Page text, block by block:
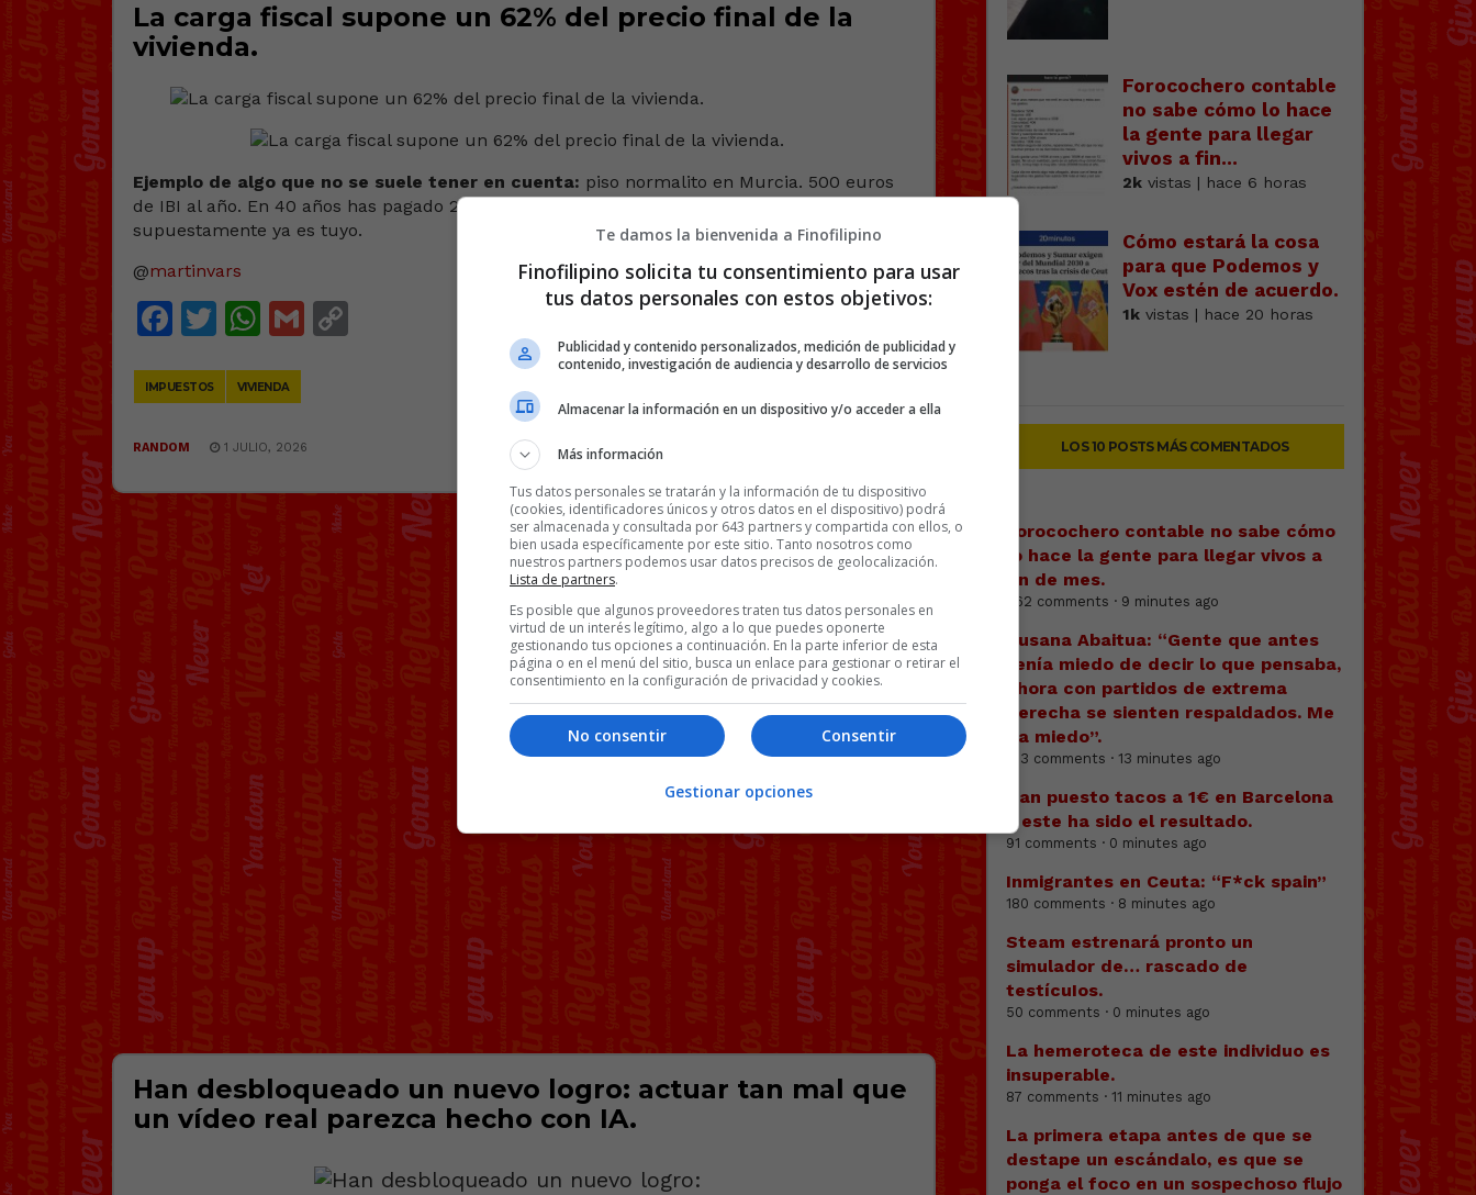
La carga fiscal supone un 62% del precio final de la
vivienda.
Ejemplo de algo que no se suele tener en cuenta: piso normalito en Murcia. 500 euros
de IBI al año. En 40 años has pagado 20.000 pavardos solo en IBIS por algo que
supuestamente ya es tuyo.
@martinvars
Facebook
Twitter
WhatsApp
Gmail
IMPUESTOS VIVIENDA
160 COMENTARIOS
RANDOM 1 JULIO, 2026
Han desbloqueado un nuevo logro: actuar tan mal que
un vídeo real parezca hecho con IA.
Forocochero contable
no sabe cómo lo hace
la gente para llegar
vivos a fin...
2kvistas | hace 6 horas
Cómo estará la cosa
para que Podemos y
Vox estén de acuerdo.
1kvistas | hace 20 horas
LOS 10 POSTS MÁS COMENTADOS
Forocochero contable no sabe cómo
lo hace la gente para llegar vivos a
fin de mes.
362 comments · 9 minutes ago
Susana Abaitua: “Gente que antes
tenía miedo de decir lo que pensaba,
ahora con partidos de extrema
derecha se sienten respaldados. Me
da miedo”.
193 comments · 13 minutes ago
Han puesto tacos a 1€ en Barcelona
y este ha sido el resultado.
91 comments · 0 minutes ago
Inmigrantes en Ceuta: “F*ck spain”
180 comments · 8 minutes ago
Steam estrenará pronto un
simulador de… rascado de
testícuIos.
50 comments · 0 minutes ago
La hemeroteca de este individuo es
insuperable.
87 comments · 11 minutes ago
La primera etapa antes de que se
destape un escándalo, es que se
ponga el foco en un sospechoso flujo
Te damos la bienvenida a Finofilipino
Finofilipino solicita tu consentimiento para usar
tus datos personales con estos objetivos:
Publicidad y contenido personalizados, medición de publicidad y
contenido, investigación de audiencia y desarrollo de servicios
Almacenar la información en un dispositivo y/o acceder a ella
Más información
Tus datos personales se tratarán y la información de tu dispositivo
(cookies, identificadores únicos y otros datos en el dispositivo) podrá
ser almacenada y consultada por 643 partners y compartida con ellos, o
bien usada específicamente por este sitio. Tanto nosotros como
nuestros partners podemos usar datos precisos de geolocalización.
Lista de partners.
Es posible que algunos proveedores traten tus datos personales en
virtud de un interés legítimo, algo a lo que puedes oponerte
gestionando tus opciones a continuación. En la parte inferior de esta
página o en el menú del sitio, busca un enlace para gestionar o retirar el
consentimiento en la configuración de privacidad y cookies.
Consentir
No consentir
Gestionar opciones